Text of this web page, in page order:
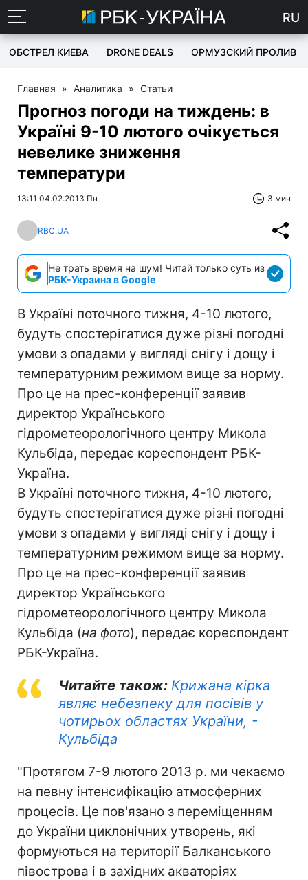
RU
ОБСТРЕЛ КИЕВА DRONE DEALS ОРМУЗСКИЙ ПРОЛИВ
Главная » Аналитика » Статьи
Прогноз погоди на тиждень: в
Україні 9-10 лютого очікується
невелике зниження
температури
13:11 04.02.2013 Пн 3 мин
RBC.UA
Не трать время на шум! Читай только суть из
РБК-Украина в Google
В Україні поточного тижня, 4-10 лютого,
будуть спостерігатися дуже різні погодні
умови з опадами у вигляді снігу і дощу і
температурним режимом вище за норму.
Про це на прес-конференції заявив
директор Українського
гідрометеорологічного центру Микола
Кульбіда, передає кореспондент РБК-
Україна.
В Україні поточного тижня, 4-10 лютого,
будуть спостерігатися дуже різні погодні
умови з опадами у вигляді снігу і дощу і
температурним режимом вище за норму.
Про це на прес-конференції заявив
директор Українського
гідрометеорологічного центру Микола
Кульбіда (на фото), передає кореспондент
РБК-Україна.
Читайте також: Крижана кірка
являє небезпеку для посівів у
чотирьох областях України, -
Кульбіда
"Протягом 7-9 лютого 2013 р. ми чекаємо
на певну інтенсифікацію атмосферних
процесів. Це пов'язано з переміщенням
до України циклонічних утворень, які
формуються на території Балканського
півострова і в західних акваторіях